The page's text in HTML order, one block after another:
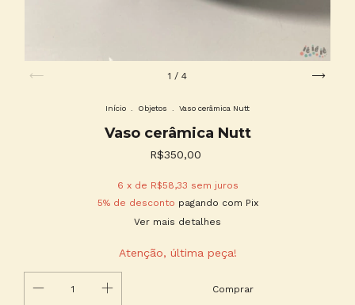
1 / 4
Início Objetos Vaso cerâmica Nutt
Vaso cerâmica Nutt
R$350,00
6 x de R$58,33 sem juros
5% de desconto pagando com Pix
Ver mais detalhes
Atenção, última peça!